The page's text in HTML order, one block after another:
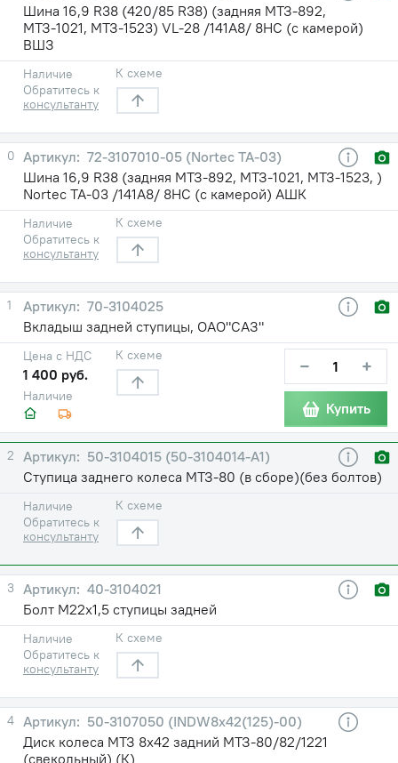
Шина 16,9 R38 (420/85 R38) (задняя МТЗ-892,
МТЗ-1021, МТЗ-1523) VL-28 /141A8/ 8НС (с камерой)
ВШЗ
Наличие
Обратитесь к
консультанту
К схеме
0
72-3107010-05 (Nortec TA-03)
Шина 16,9 R38 (задняя МТЗ-892, МТЗ-1021, МТЗ-1523, )
Nortec TA-03 /141A8/ 8НС (с камерой) АШК
Наличие
Обратитесь к
консультанту
К схеме
1
70-3104025
Вкладыш задней ступицы, ОАО"САЗ"
Наличие
Цена с НДС
1 400 руб.
К схеме − +
Купить
2
50-3104015 (50-3104014-А1)
Ступица заднего колеса МТЗ-80 (в сборе)(без болтов)
Наличие
Обратитесь к
консультанту
К схеме
3
40-3104021
Болт М22х1,5 ступицы задней
Наличие
Обратитесь к
консультанту
К схеме
4
50-3107050 (INDW8х42(125)-00)
Диск колеса МТЗ 8х42 задний МТЗ-80/82/1221
(свекольный) (К)